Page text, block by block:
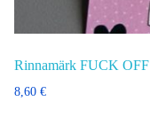
Rinnamärk FUCK OFF
8,60 €